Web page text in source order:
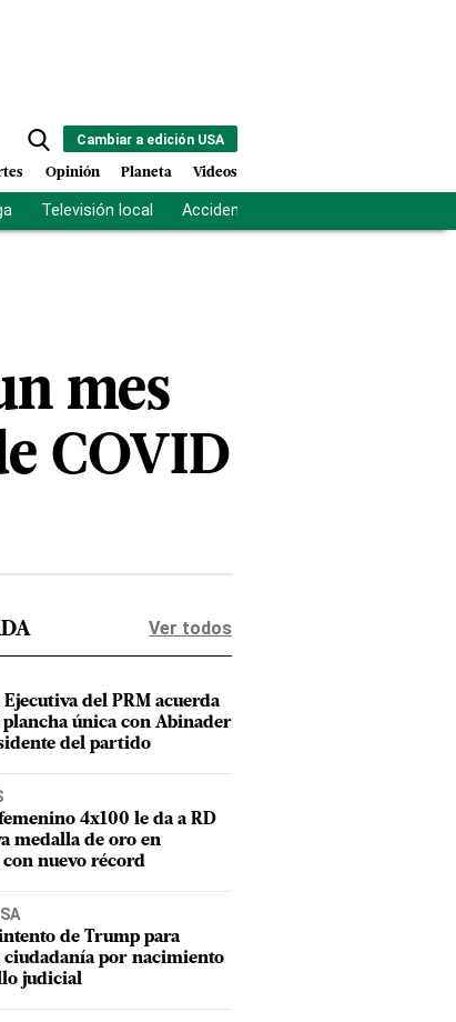
Cambiar a edición USA
Opinión Planeta Videos
Televisión local Accidente Los Ríos
mes
COVID
Ver todos
del PRM acuerda
única con Abinader
del partido
4x100 le da a RD
medalla de oro en
nuevo récord
de Trump para
por nacimiento
judicial